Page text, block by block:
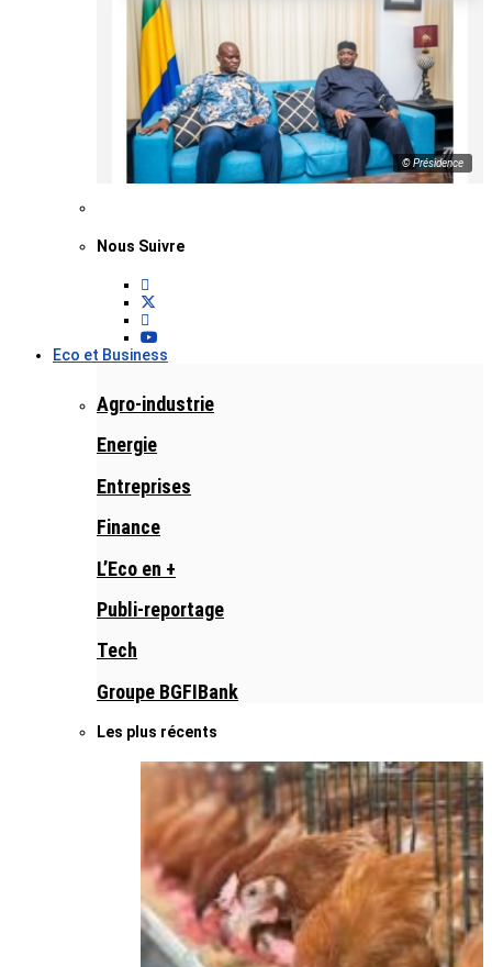
© Présidence
Nous Suivre
Eco et Business
Agro-industrie
Energie
Entreprises
Finance
L’Eco en +
Publi-reportage
Tech
Groupe BGFIBank
Les plus récents